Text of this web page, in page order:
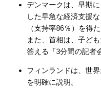
デンマークは、早期
した早急な経済支援
（支持率86％）を得た
また、首相は、子ど
答える「3分間の記者
フィンランドは、世
を明確に説明。